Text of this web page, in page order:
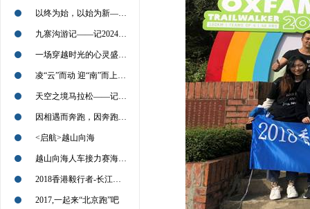
以终为始，以始为新——记2024年09月11日
九寨沟游记——记2024年09月09日
一场穿越时光的心灵盛宴——记2024年09月09日
凌“云”而动 迎“南”而上——2024年08月30日
天空之境马拉松——记2024年7月21日
因相遇而奔跑，因奔跑而相遇——2022北京喇叭沟越野挑战赛回顾
<启航>越山向海
越山向海人车接力赛海南赛的小伙伴们，加油
2018香港毅行者-长江冲锋对
2017,一起来“北京跑”吧